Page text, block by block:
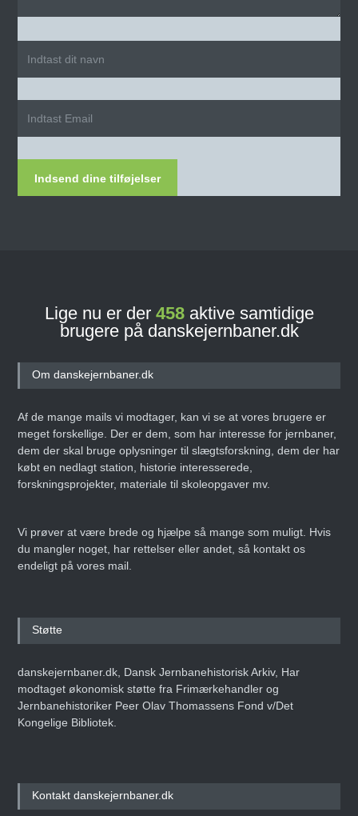
Indsend dine tilføjelser
Lige nu er der 458aktive samtidige
brugere på danskejernbaner.dk
Om danskejernbaner.dk
Af de mange mails vi modtager, kan vi se at vores brugere er
meget forskellige. Der er dem, som har interesse for jernbaner,
dem der skal bruge oplysninger til slægtsforskning, dem der har
købt en nedlagt station, historie interesserede,
forskningsprojekter, materiale til skoleopgaver mv.
Vi prøver at være brede og hjælpe så mange som muligt. Hvis
du mangler noget, har rettelser eller andet, så kontakt os
endeligt på vores mail.
Støtte
danskejernbaner.dk, Dansk Jernbanehistorisk Arkiv, Har
modtaget økonomisk støtte fra Frimærkehandler og
Jernbanehistoriker Peer Olav Thomassens Fond v/Det
Kongelige Bibliotek.
Kontakt danskejernbaner.dk